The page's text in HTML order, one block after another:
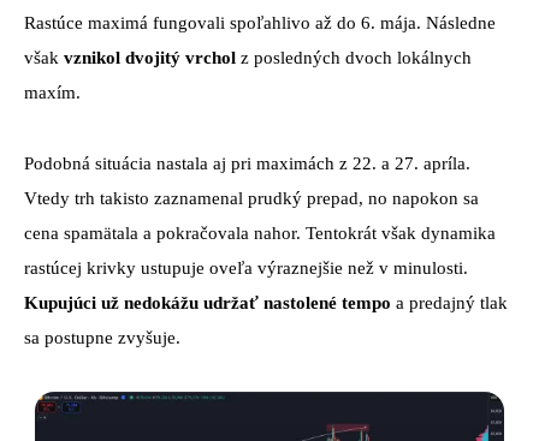
Rastúce maximá fungovali spoľahlivo až do 6. mája. Následne
však vznikol dvojitý vrchol z posledných dvoch lokálnych
maxím.
Podobná situácia nastala aj pri maximách z 22. a 27. apríla.
Vtedy trh takisto zaznamenal prudký prepad, no napokon sa
cena spamätala a pokračovala nahor. Tentokrát však dynamika
rastúcej krivky ustupuje oveľa výraznejšie než v minulosti.
Kupujúci už nedokážu udržať nastolené tempo a predajný tlak
sa postupne zvyšuje.